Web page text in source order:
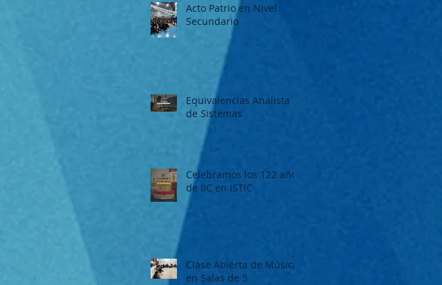
Acto Patrio en Nivel
Secundario
Equivalencias Analista
de Sistemas
Celebramos los 122 años
de IIC en ISTIC
Clase Abierta de Música
en Salas de 5